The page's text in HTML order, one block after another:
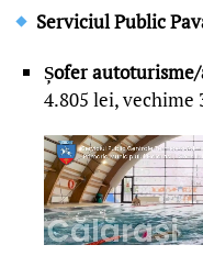
Serviciul Public
Șofer
4.805 lei, vechime